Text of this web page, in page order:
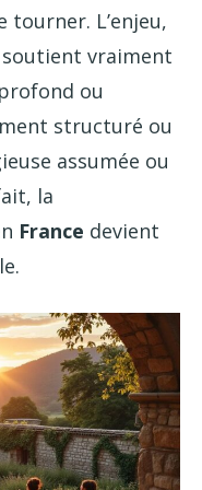
L’enjeu,
soutient vraiment
ou
structuré ou
assumée ou
la
France devient